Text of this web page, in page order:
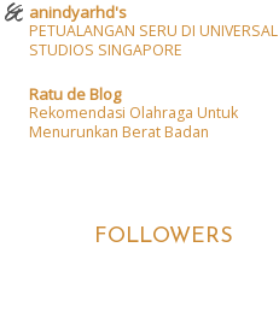
anindyarhd's
PETUALANGAN SERU DI UNIVERSAL
STUDIOS SINGAPORE
Ratu de Blog
Rekomendasi Olahraga Untuk
Menurunkan Berat Badan
FOLLOWERS